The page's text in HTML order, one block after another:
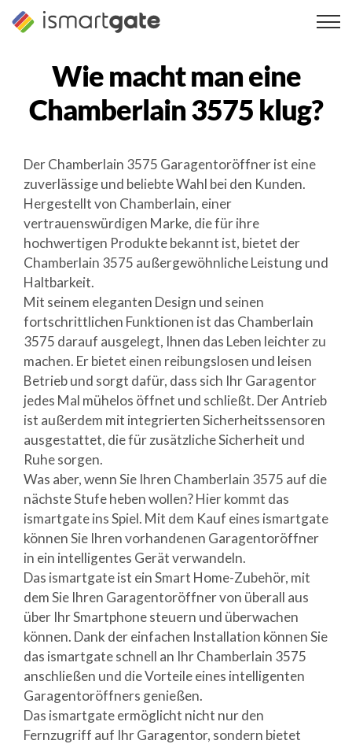
Zum
Inhalt
Wie macht man eine
Chamberlain 3575 klug?
Der Chamberlain 3575 Garagentoröffner ist eine
zuverlässige und beliebte Wahl bei den Kunden.
Hergestellt von Chamberlain, einer
vertrauenswürdigen Marke, die für ihre
hochwertigen Produkte bekannt ist, bietet der
Chamberlain 3575 außergewöhnliche Leistung und
Haltbarkeit.
Mit seinem eleganten Design und seinen
fortschrittlichen Funktionen ist das Chamberlain
3575 darauf ausgelegt, Ihnen das Leben leichter zu
machen. Er bietet einen reibungslosen und leisen
Betrieb und sorgt dafür, dass sich Ihr Garagentor
jedes Mal mühelos öffnet und schließt. Der Antrieb
ist außerdem mit integrierten Sicherheitssensoren
ausgestattet, die für zusätzliche Sicherheit und
Ruhe sorgen.
Was aber, wenn Sie Ihren Chamberlain 3575 auf die
nächste Stufe heben wollen? Hier kommt das
ismartgate ins Spiel. Mit dem Kauf eines ismartgate
können Sie Ihren vorhandenen Garagentoröffner
in ein intelligentes Gerät verwandeln.
Das ismartgate ist ein Smart Home-Zubehör, mit
dem Sie Ihren Garagentoröffner von überall aus
über Ihr Smartphone steuern und überwachen
können. Dank der einfachen Installation können Sie
das ismartgate schnell an Ihr Chamberlain 3575
anschließen und die Vorteile eines intelligenten
Garagentoröffners genießen.
Das ismartgate ermöglicht nicht nur den
Fernzugriff auf Ihr Garagentor, sondern bietet